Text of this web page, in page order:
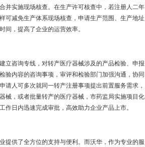
并实施现场核查。在生产许可核查中，若注册人二年
可减免生产体系现场核查，申请生产范围、生产地址
间，提高了企业的运营效率。
立咨询专线，对转产医疗器械涉及的产品检验、申报
验内容的咨询事项，审评和检验部门加强沟通，协同
人可多次就同一转产注册事项提出前置服务需求，
械，或者批量转产的医疗器械，市药监局实施项目化
作日内迅速完成审批，高效助力企业产品上市。
提供了全方位的支持与便利。而沃华，作为专业的服